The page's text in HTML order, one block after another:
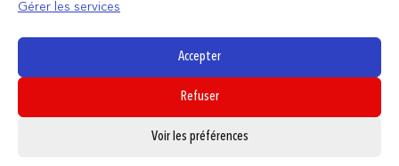
Gérer les services
Accepter
Refuser
Voir les préférences
Politique de confidentialité
Politique de cookies
Mentions légales
SUIVEZ NOUS